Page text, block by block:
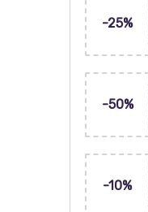
-25%
-50%
-10%